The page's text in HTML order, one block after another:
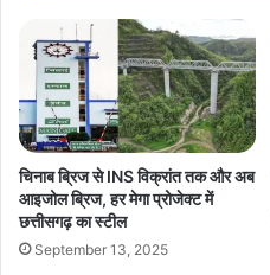
आयोग
अध्यक्ष
थीं,
अभी
8वें
वेतन
आयोग
की
चेयरमैन
चिनाब ब्रिज से INS विक्रांत तक और अब
आइजोल ब्रिज, हर मेगा प्रोजेक्ट में
छत्तीसगढ़ का स्टील
September 13, 2025